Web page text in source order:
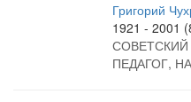
Григорий
1921 - 2001
ПЕДАГОГ,